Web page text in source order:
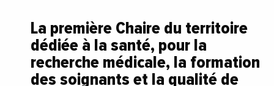
La première Chaire du territoire
dédiée à la santé, pour la
recherche médicale, la formation
des soignants et la qualité de